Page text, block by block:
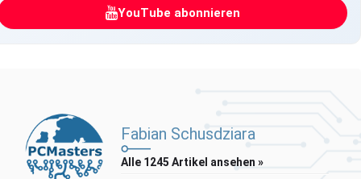
YouTube abonnieren
Fabian Schusdziara
Alle 1245 Artikel ansehen »